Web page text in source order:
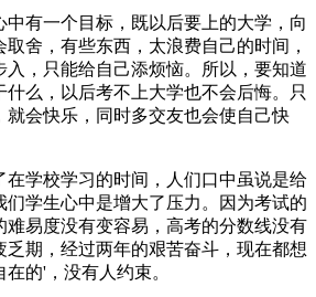
有一个目标，既以后要上的大学，向
舍，有些东西，太浪费自己的时间，
入，只能给自己添烦恼。所以，要知道
什么，以后考不上大学也不会后悔。只
就会快乐，同时多交友也会使自己快
在学校学习的时间，人们口中虽说是给
们学生心中是增大了压力。因为考试的
难易度没有变容易，高考的分数线没有
乏期，经过两年的艰苦奋斗，现在都想
的'，没有人约束。